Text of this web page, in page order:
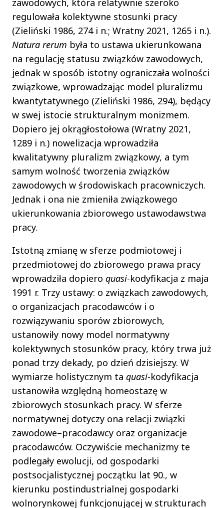
zawodowych, która relatywnie szeroko
regulowała kolektywne stosunki pracy
(Zieliński 1986, 274 i n.; Wratny 2021, 1265 i n.).
Natura rerum była to ustawa ukierunkowana
na regulację statusu związków zawodowych,
jednak w sposób istotny ograniczała wolności
związkowe, wprowadzając model pluralizmu
kwantytatywnego (Zieliński 1986, 294), będący
w swej istocie strukturalnym monizmem.
Dopiero jej okrągłostołowa (Wratny 2021,
1289 i n.) nowelizacja wprowadziła
kwalitatywny pluralizm związkowy, a tym
samym wolność tworzenia związków
zawodowych w środowiskach pracowniczych.
Jednak i ona nie zmieniła związkowego
ukierunkowania zbiorowego ustawodawstwa
pracy.
Istotną zmianę w sferze podmiotowej i
przedmiotowej do zbiorowego prawa pracy
wprowadziła dopiero quasi-kodyfikacja z maja
1991 r. Trzy ustawy: o związkach zawodowych,
o organizacjach pracodawców i o
rozwiązywaniu sporów zbiorowych,
ustanowiły nowy model normatywny
kolektywnych stosunków pracy, który trwa już
ponad trzy dekady, po dzień dzisiejszy. W
wymiarze holistycznym ta quasi-kodyfikacja
ustanowiła względną homeostazę w
zbiorowych stosunkach pracy. W sferze
normatywnej dotyczy ona relacji związki
zawodowe–pracodawcy oraz organizacje
pracodawców. Oczywiście mechanizmy te
podlegały ewolucji, od gospodarki
postsocjalistycznej początku lat 90., w
kierunku postindustrialnej gospodarki
wolnorynkowej funkcjonującej w strukturach